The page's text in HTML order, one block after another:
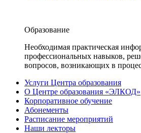
Образование
Необходимая практическая
профессиональных навыков,
вопросов, возникающих в
Услуги Центра образования
О Центре образования «ЭЛКОД»
Корпоративное обучение
Абонементы
Расписание мероприятий
Наши лекторы